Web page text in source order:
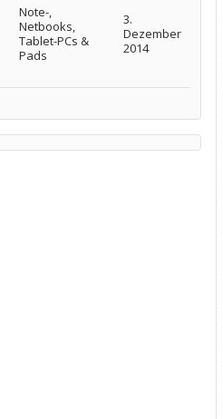
Note-,
Netbooks,
Tablet-PCs &
Pads
3.
Dezember
2014